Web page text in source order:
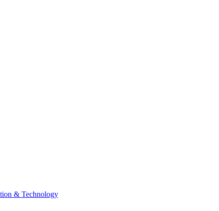
& Technology